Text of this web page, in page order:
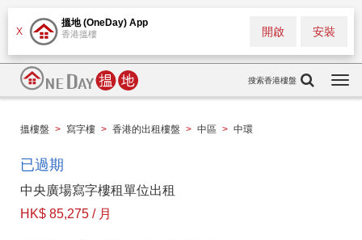
X
搵地 (OneDay) App
香港搵樓 安裝
開啟
搜索香港樓盤
搵樓盤 > 寫字樓 > 香港的出租樓盤 > 中區 > 中環
已過期
中央廣場寫字樓租單位出租
HK$ 85,275 / 月